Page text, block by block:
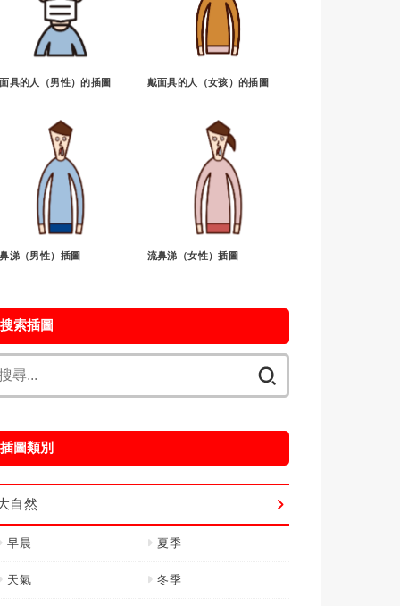
具的人（男性）的插圖 戴面具的人（女孩）的插圖
涕（男性）插圖 流鼻涕（女性）插圖
搜索插圖
插圖類別
自然
早晨 夏季
天氣 冬季